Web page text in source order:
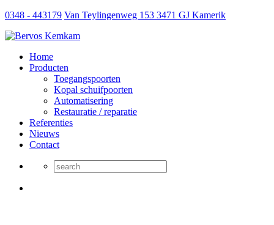
0348 - 443179 Van Teylingenweg 153 3471 GJ Kamerik
Home
Producten
Toegangspoorten
Kopal schuifpoorten
Automatisering
Restauratie / reparatie
Referenties
Nieuws
Contact